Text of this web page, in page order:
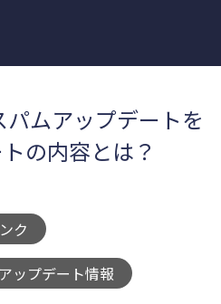
ムアップデートを
の内容とは？
ク
ップデート情報